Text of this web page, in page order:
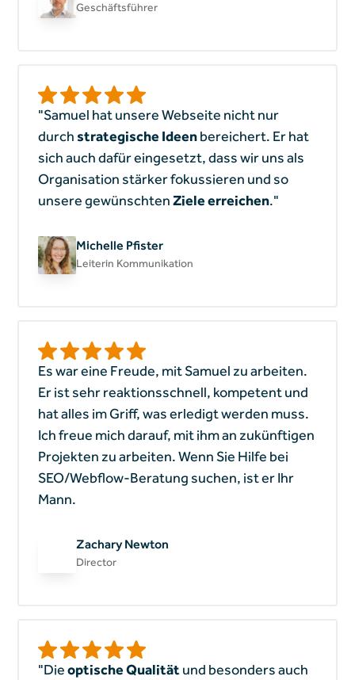
Geschäftsführer
"Samuel hat unsere Webseite nicht nur
durchstrategische Ideenbereichert. Er hat
sich auch dafür eingesetzt, dass wir uns als
Organisation stärker fokussieren und so
unsere gewünschtenZiele erreichen."
Michelle Pfister
Leiterin Kommunikation
Es war eine Freude, mit Samuel zu arbeiten.
Er ist sehr reaktionsschnell, kompetent und
hat alles im Griff, was erledigt werden muss.
Ich freue mich darauf, mit ihm an zukünftigen
Projekten zu arbeiten. Wenn Sie Hilfe bei
SEO/Webflow-Beratung suchen, ist er Ihr
Mann.
Zachary Newton
Director
"Dieoptische Qualitätund besonders auch